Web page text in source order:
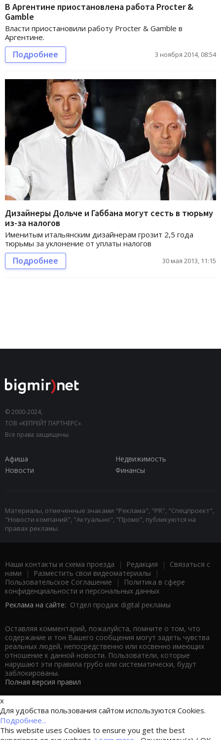
В Аргентине приостановлена работа Procter &
Gamble
Власти приостановили работу Procter & Gamble в
Аргентине.
Подробнее 3 ноября 2014, 08:54
Дизайнеры Дольче и Габбана могут сесть в тюрьму
из-за налогов
Именитым итальянским дизайнерам грозит 2,5 года
тюрьмы за уклонение от уплаты налогов
Подробнее 30 мая 2013, 11:15
© 2000-2024,
ТОВ «КЕПРЕЙТ ПАРТНЕРС».
Все права защищены.
Афиша
Недвижимость
Новости
Финансы
Материалы, отмеченные знаками "Реклама", "PR", "Спецпроект",
"Новости компаний", "Актуально", "Промо", публикуются на
правах рекламы.
Наши контакты и схема проезда | Редакция | Связаться с
нами | Разместить свои видеоматериалы |
Пользовательское Соглашение |
Политика в сфере
конфиденциальности и персональных данных
Реклама на сайте: Отдел продаж digital рекламы
Оставляя комментарий, пожалуйста, помните о том, что
содержание и тон Вашего сообщения могут задеть чувства
реальных людей, непосредственно или косвенно имеющих
отношение к данной новости. Пользователи, которые
нарушают эти правила грубо или систематически, будут
заблокированы.
Полная версия правил
x
Для удобства пользования сайтом используются Cookies.
Подробнее...
This website uses Cookies to ensure you get the best